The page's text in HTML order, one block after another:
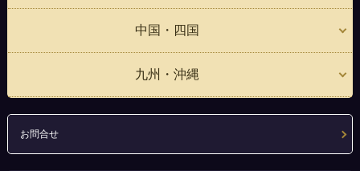
中国・四国
九州・沖縄
お問合せ